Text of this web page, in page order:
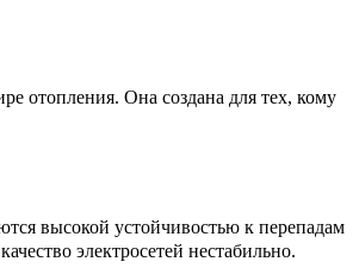
отопления. Она создана для тех, кому
высокой устойчивостью к перепадам
электросетей нестабильно.